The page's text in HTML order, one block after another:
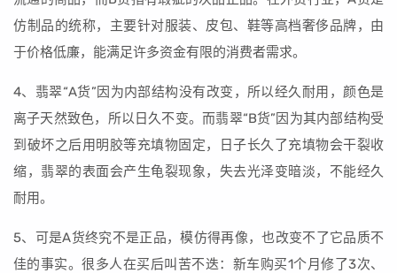
仿制品的统称，主要针对服装、皮包、鞋等高档奢侈品牌，由
于价格低廉，能满足许多资金有限的消费者需求。
4、翡翠“A货”因为内部结构没有改变，所以经久耐用，颜色是
离子天然致色，所以日久不变。而翡翠“B货”因为其内部结构受
到破坏之后用明胶等充填物固定，日子长久了充填物会干裂收
缩，翡翠的表面会产生龟裂现象，失去光泽变暗淡，不能经久
耐用。
5、可是A货终究不是正品，模仿得再像，也改变不了它品质不
佳的事实。很多人在买后叫苦不迭：新车购买1个月修了3次、